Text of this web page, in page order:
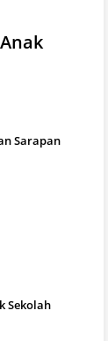
Sarapan
Sekolah